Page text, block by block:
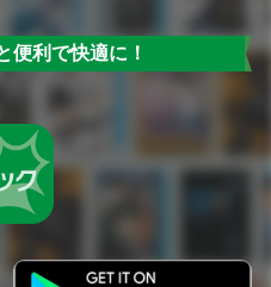
便利で快適に！